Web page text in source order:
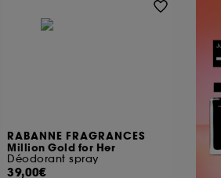
RABANNE FRAGRANCES
Million Gold for Her
Déodorant spray
39,00€